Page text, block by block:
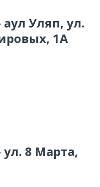
Уляп, ул.
1А
ул. 8 Марта,